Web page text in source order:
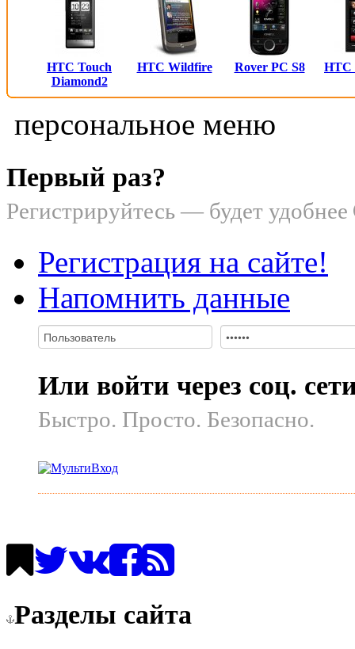
HTC Touch
Diamond2
HTC Wildfire Rover PC S8 HTC
персональное меню
Первый раз?
Регистрируйтесь — будет удобнее
Регистрация на сайте!
Напомнить данные
Или войти через соц.
Быстро. Просто. Безопасно.
Разделы сайта